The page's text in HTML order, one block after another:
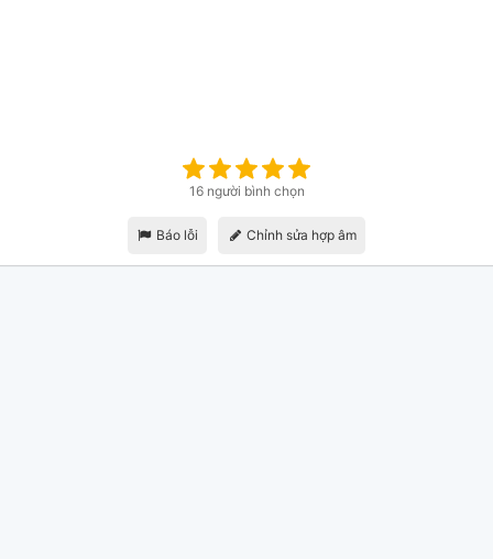
16 người bình chọn
Báo lỗi Chỉnh sửa hợp âm